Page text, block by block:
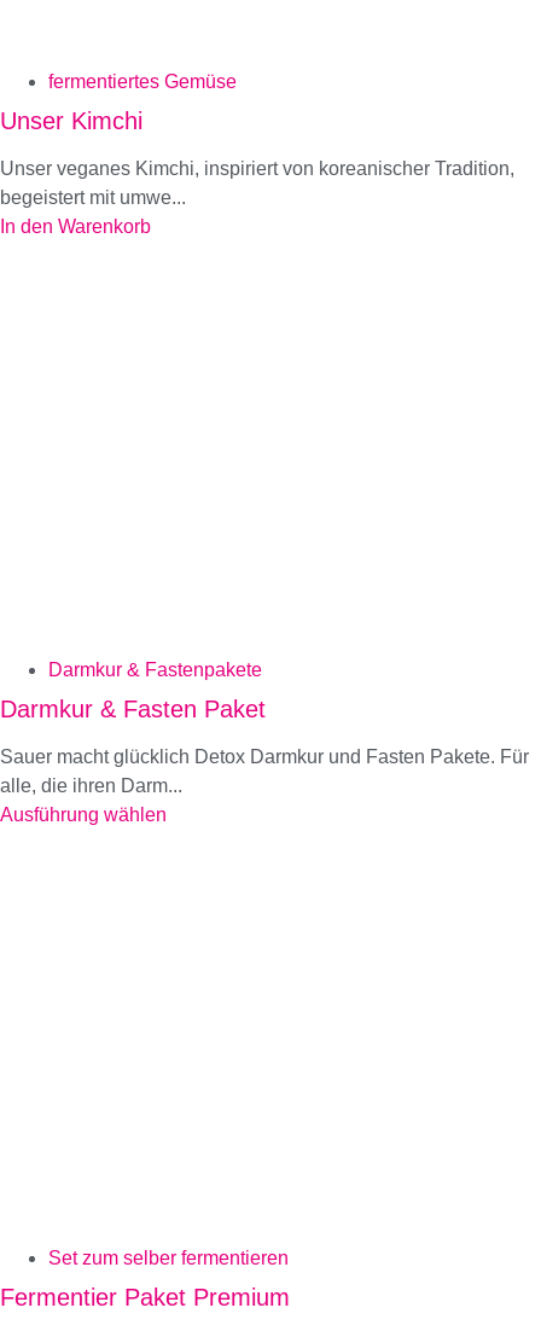
fermentiertes Gemüse
Unser Kimchi
Unser veganes Kimchi, inspiriert von koreanischer Tradition,
begeistert mit umwe...
In den Warenkorb
Darmkur & Fastenpakete
Darmkur & Fasten Paket
Sauer macht glücklich Detox Darmkur und Fasten Pakete. Für
alle, die ihren Darm...
Ausführung wählen
Set zum selber fermentieren
Fermentier Paket Premium